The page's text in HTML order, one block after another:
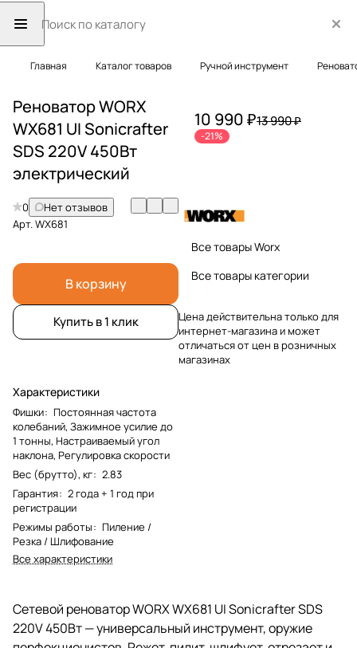
Главная Каталог товаров Ручной инструмент
Реноватор WORX
WX681 UI Sonicrafter
SDS 220V 450Вт
электрический
0
Нет отзывов
Арт.WX681
В корзину
Купить в 1 клик
Характеристики
Фишки: Постоянная частота
колебаний, Зажимное усилие до
1 тонны, Настраиваемый угол
наклона, Регулировка скорости
Вес (брутто), кг: 2.83
Гарантия: 2 года + 1 год при
регистрации
Режимы работы: Пиление /
Резка / Шлифование
Все характеристики
10 990 ₽13 990 ₽
-21%
Все товары Worx
Все товары категории
Цена действительна только для
интернет-магазина и может
отличаться от цен в розничных
магазинах
Сетевой реноватор WORX WX681 UI Sonicrafter SDS
220V 450Вт — универсальный инструмент, оружие